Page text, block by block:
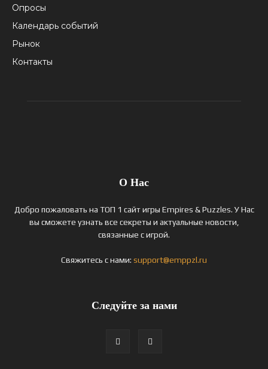
Опросы
Календарь событий
Рынок
Контакты
О Нас
Добро пожаловать на ТОП 1 сайт игры Empires & Puzzles. У Нас
вы сможете узнать все секреты и актуальные новости,
связанные с игрой.
Свяжитесь с нами: support@emppzl.ru
Следуйте за нами